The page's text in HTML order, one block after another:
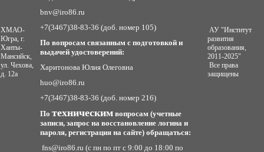
ХМАО-
Югра, г.
Ханты-
Мансийск,
ул. Чехова,
д. 12а
bnv@iro86.ru
+7(3467)38-83-36 (доб. номер 105)
По вопросам связанным с подготовкой и
выдачей удостоверений:
Харитонова Юлия Олеговна
huo@iro86.ru
+7(3467)38-83-36 (доб. номер 216)
По техническим вопросам (учетные
записи, запрос на восстановление логина и
пароля, регистрация на сайте) обращаться:
fns@iro86.ru (с пн по пт с 9:00 до 18:00 по
АУ "Институт
развития
образования,
2011-2025"
Все права
защищены